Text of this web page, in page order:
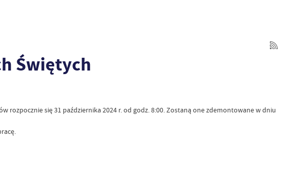
Świętych
rozpocznie się 31 października 2024 r. od godz. 8:00. Zostaną one zdemontowane w dniu